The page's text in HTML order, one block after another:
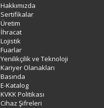
Hakkımızda
Sertifikalar
Üretim
İhracat
Lojistik
Fuarlar
Yenilikçilik ve Teknoloji
Kariyer Olanakları
Basında
E-Katalog
KVKK Politikası
Cihaz Şifreleri